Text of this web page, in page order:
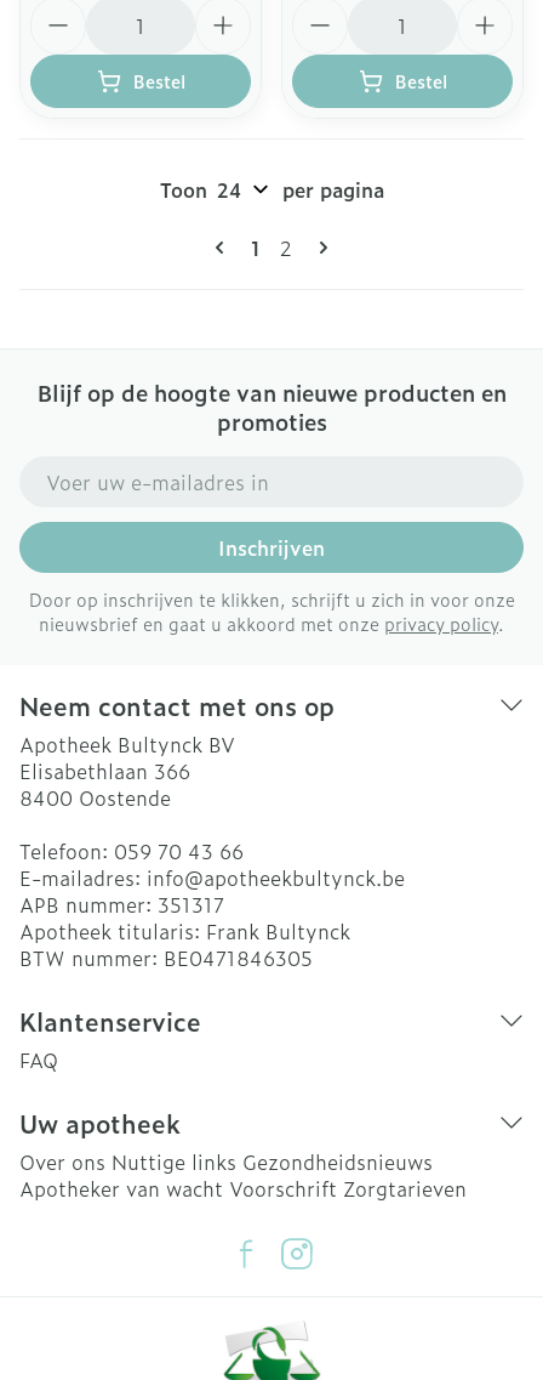
Bestel Bestel
Pagina's
U lees momenteel pagina
1 Pagina
2
Toon per pagina
Blijf op de hoogte van nieuwe producten en
promoties
Inschrijven
Door op inschrijven te klikken, schrijft u zich in voor onze
nieuwsbrief en gaat u akkoord met onze privacy policy.
Neem contact met ons op
Apotheek Bultynck BV
Elisabethlaan 366
8400 Oostende
Telefoon: 059 70 43 66
E-mailadres: info@apotheekbultynck.be
APB nummer: 351317
Apotheek titularis: Frank Bultynck
BTW nummer: BE0471846305
Klantenservice
FAQ
Uw apotheek
Over ons Nuttige links Gezondheidsnieuws
Apotheker van wacht Voorschrift Zorgtarieven